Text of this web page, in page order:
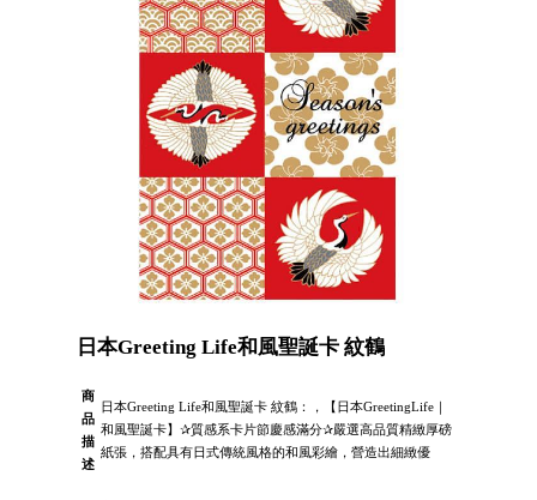
日本Greeting Life和風聖誕卡 紋鶴
商
品
描
述
日本Greeting Life和風聖誕卡 紋鶴：，【日本GreetingLife｜
和風聖誕卡】✰質感系卡片節慶感滿分✰嚴選高品質精緻厚磅
紙張，搭配具有日式傳統風格的和風彩繪，營造出細緻優